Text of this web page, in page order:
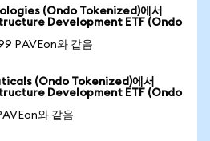
(Ondo Tokenized)에서
Development ETF (Ondo
PAVEon와 같음
(Ondo Tokenized)에서
Development ETF (Ondo
와 같음